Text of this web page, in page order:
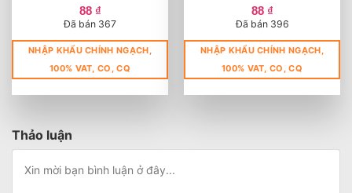
hạng5 5
sao
88 ₫
Đã bán 367
NHẬP KHẨU CHÍNH NGẠCH,
100% VAT, CO, CQ
hạng5 5
sao
88 ₫
Đã bán 396
NHẬP KHẨU CHÍNH NGẠCH,
100% VAT, CO, CQ
Thảo luận